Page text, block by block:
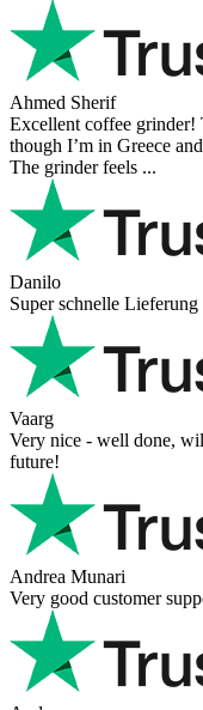
Ahmed Sherif
Excellent coffee grinder!
though I’m in Greece
The grinder feels ...
Danilo
Super schnelle
Vaarg
Very nice - well done,
future!
Andrea Munari
Very good customer